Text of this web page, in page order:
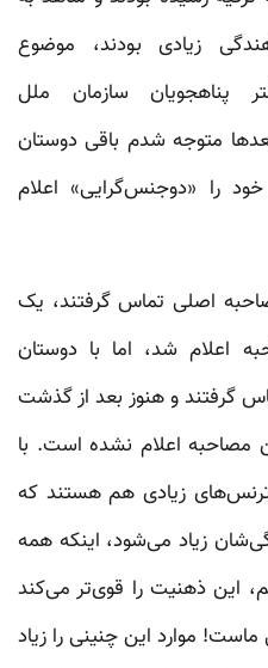
زیادی بودند، موضوع
سازمان ملل
متوجه شدم باقی دوستان
را «دوجنس‌گرایی» اعلام
اصلی تماس گرفتند، یک
اعلام شد، اما با دوستان
گرفتند و هنوز بعد از گذشت
مصاحبه اعلام نشده است. با
زیادی هم هستند که
زیاد می‌شود، اینکه همه
این ذهنیت را قوی‌تر می‌کند
موارد این چنینی را زیاد